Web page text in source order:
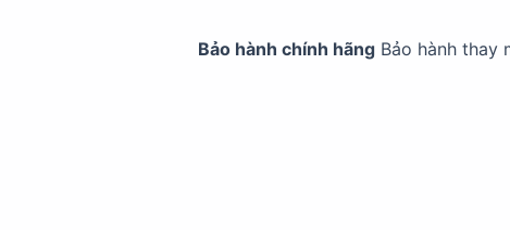
Bảo hành chính hãng Bảo hành thay